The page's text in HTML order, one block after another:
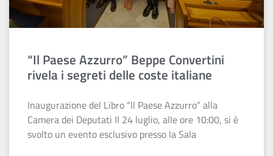
“Il Paese Azzurro” Beppe Convertini
rivela i segreti delle coste italiane
Inaugurazione del Libro “Il Paese Azzurro” alla
Camera dei Deputati Il 24 luglio, alle ore 10:00, si è
svolto un evento esclusivo presso la Sala